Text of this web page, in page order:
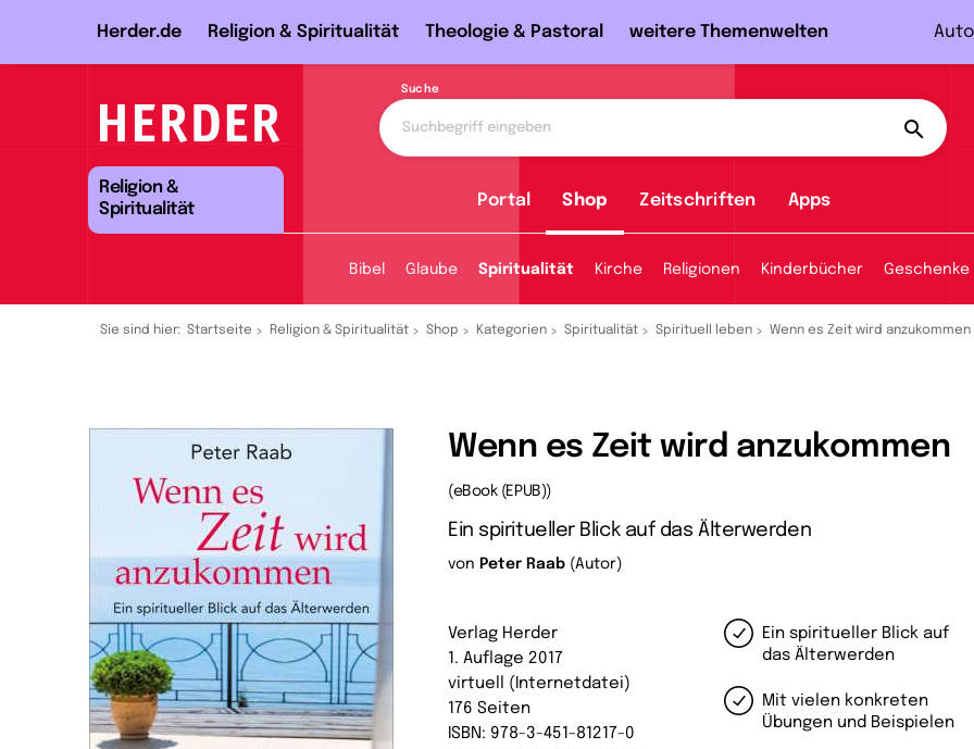
Herder.de Religion & Spiritualität Theologie & Pastoral weitere Themenwelten
Suche
Religion &
Spiritualität
Portal Shop Zeitschriften Apps
Bibel Glaube Spiritualität Kirche Religionen Kinderbücher Geschenke
Sie sind hier: Startseite Religion & Spiritualität Shop Kategorien Spiritualität Spirituell leben Wenn es Zeit wird anzukommen
Wenn es Zeit wird anzukommen
(eBook (EPUB))
Ein spiritueller Blick auf das Älterwerden
von Peter Raab (Autor)
Ein spiritueller Blick auf
das Älterwerden
Mit vielen konkreten
Übungen und Beispielen
Verlag Herder
1. Auflage 2017
virtuell (Internetdatei)
176 Seiten
ISBN: 978-3-451-81217-0